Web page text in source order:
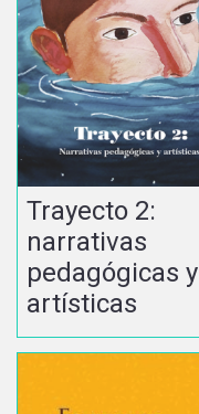
Trayecto 2:
narrativas
pedagógicas y
artísticas